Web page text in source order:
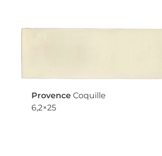
Provence Coquille
6,2×25